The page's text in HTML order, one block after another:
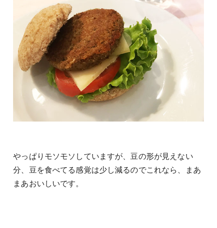
やっぱりモソモソしていますが、豆の形が見えない
分、豆を食べてる感覚は少し減るのでこれなら、まあ
まあおいしいです。